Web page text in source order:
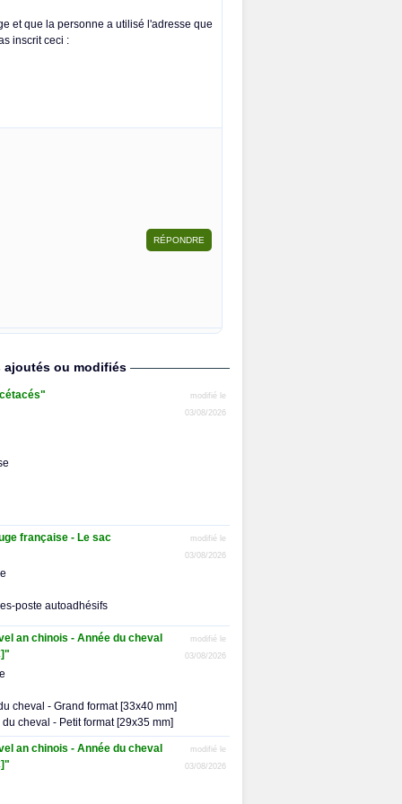
et que la personne a utilisé l'adresse que
inscrit ceci :
ajoutés ou modifiés
modifié le
03/08/2026
française - Le sac
modifié le
03/08/2026
poste autoadhésifs
an chinois - Année du cheval
modifié le
03/08/2026
cheval - Grand format [33x40 mm]
cheval - Petit format [29x35 mm]
an chinois - Année du cheval
modifié le
03/08/2026